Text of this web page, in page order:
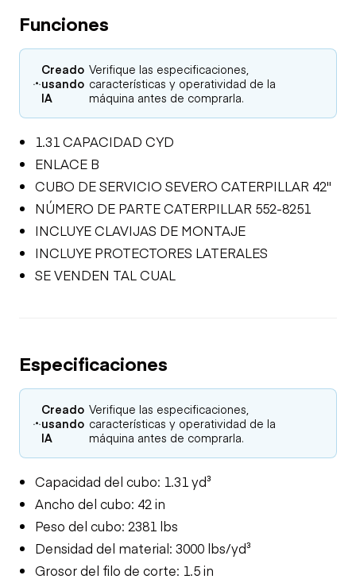
Funciones
Creado
usando
IA
Verifique las especificaciones,
características y operatividad de la
máquina antes de comprarla.
1.31 CAPACIDAD CYD
ENLACE B
CUBO DE SERVICIO SEVERO CATERPILLAR 42"
NÚMERO DE PARTE CATERPILLAR 552-8251
INCLUYE CLAVIJAS DE MONTAJE
INCLUYE PROTECTORES LATERALES
SE VENDEN TAL CUAL
Especificaciones
Creado
usando
IA
Verifique las especificaciones,
características y operatividad de la
máquina antes de comprarla.
Capacidad del cubo: 1.31 yd³
Ancho del cubo: 42 in
Peso del cubo: 2381 lbs
Densidad del material: 3000 lbs/yd³
Grosor del filo de corte: 1.5 in